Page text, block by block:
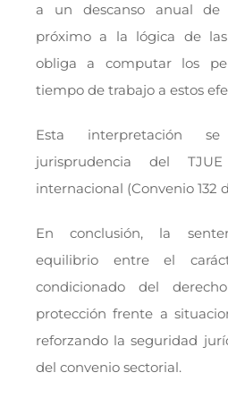
a un descanso anual de
próximo a la lógica de
obliga a computar los
tiempo de trabajo a estos
Esta interpretación
jurisprudencia del
internacional (Convenio 132
En conclusión, la
equilibrio entre el
condicionado del
protección frente a
reforzando la seguridad
del convenio sectorial.